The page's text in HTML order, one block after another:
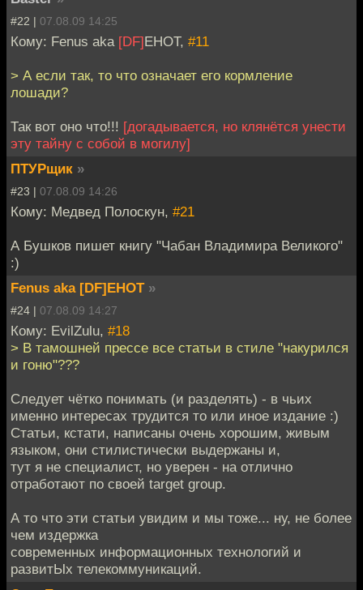
#22 | 07.08.09 14:25
Кому: Fenus aka [DF]EHOT, #11
> А если так, то что означает его кормление
лошади?
Так вот оно что!!! [догадывается, но клянётся унести
эту тайну с собой в могилу]
ПТУРщик »
#23 | 07.08.09 14:26
Кому: Медвед Полоскун, #21
А Бушков пишет книгу "Чабан Владимира Великого"
:)
Fenus aka [DF]EHOT »
#24 | 07.08.09 14:27
Кому: EvilZulu, #18
> В тамошней прессе все статьи в стиле "накурился
и гоню"???
Следует чётко понимать (и разделять) - в чьих
именно интересах трудится то или иное издание :)
Статьи, кстати, написаны очень хорошим, живым
языком, они стилистически выдержаны и,
тут я не специалист, но уверен - на отлично
отработают по своей target group.
А то что эти статьи увидим и мы тоже... ну, не более
чем издержка
современных информационных технологий и
развитЫх телекоммуникаций.